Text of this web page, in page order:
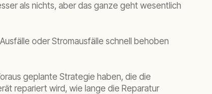
als nichts, aber das ganze geht wesentlich
oder Stromausfälle schnell behoben
geplante Strategie haben, die die
repariert wird, wie lange die Reparatur